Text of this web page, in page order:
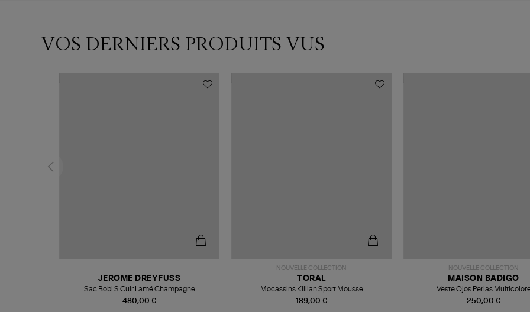
VOS DERNIERS PRODUITS VUS
480,00 €
JEROME DREYFUSS
Sac Bobi S Cuir Lamé Champagne
NOUVELLE COLLECTION
189,00 €
TORAL
Mocassins Killian Sport Mousse
NOUVELLE COLLECTION
250,00 €
MAISON BADIGO
Veste Ojos Perlas